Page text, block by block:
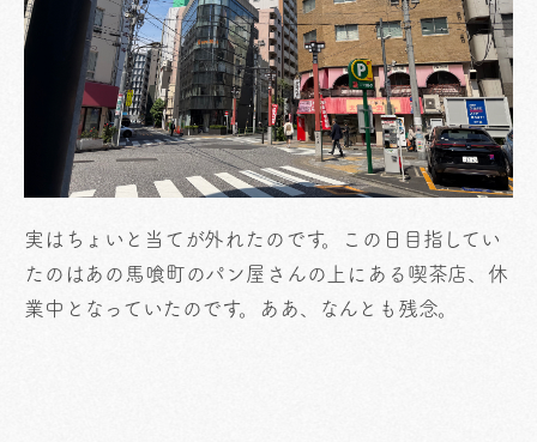
実はちょいと当てが外れたのです。この日目指してい
たのはあの馬喰町のパン屋さんの上にある喫茶店、休
業中となっていたのです。ああ、なんとも残念。